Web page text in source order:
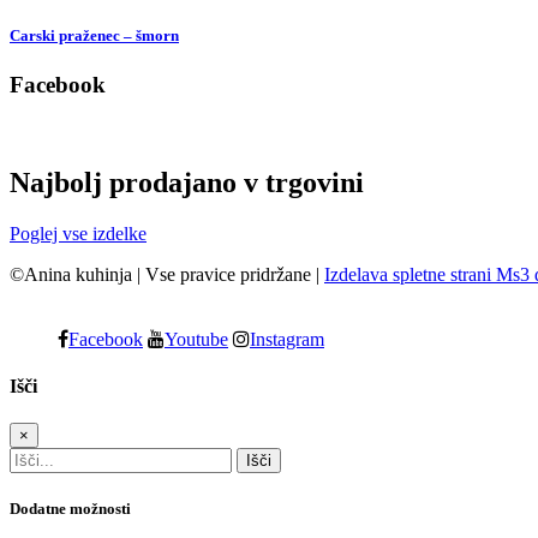
Carski praženec – šmorn
Facebook
Najbolj prodajano v trgovini
Poglej vse izdelke
©Anina kuhinja | Vse pravice pridržane | Izdelava spletne strani Ms3
Facebook Youtube Instagram
Išči
×
Dodatne možnosti